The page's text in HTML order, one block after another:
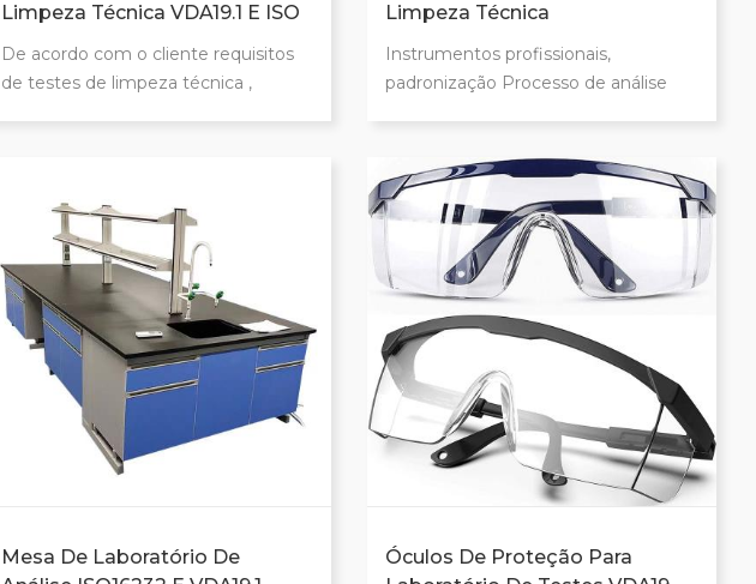
Limpeza Técnica VDA19.1 E ISO
16232
De acordo com o cliente requisitos
de testes de limpeza técnica ,
enxágue interno, enxágue com
agitação e sopro de ar, de modo a
atingir e extração de partículas de
peças e componentes.
Limpeza Técnica
Instrumentos profissionais,
padronização Processo de análise
partícula de alto desempenho
Resultados de testes rastreáveis,
gerar resultados e relatórios
Operação simples, captura de
imagens rápida e eficiente
Compensação automática, cada
imagem é clara, navegação perfeita
Usado nas indústrias de autopeças,
aeroespacial e de lubrificação
hidráulica Satisfaça a Volkswagen,
BMW, GM, Ford e outras grandes
Mesa De Laboratório De
Óculos De Proteção Para